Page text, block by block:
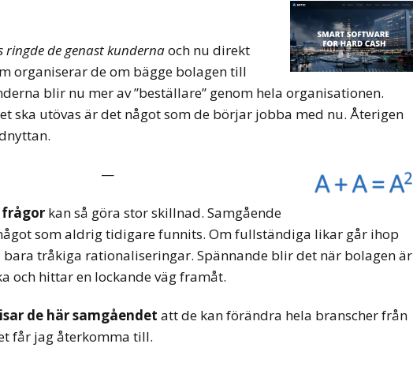
ringde de genast kundernaoch nu direkt
organiserar de om bägge bolagen till
blir nu mer av ”beställare” genom hela organisationen.
ska utövas är det något som de börjar jobba med nu. Återigen
—
frågor kan så göra stor skillnad. Samgående
som aldrig tidigare funnits. Om fullständiga likar går ihop
bara tråkiga rationaliseringar. Spännande blir det när bolagen är
och hittar en lockande väg framåt.
de härsamgåendet att de kan förändra hela branscher från
får jag återkomma till.